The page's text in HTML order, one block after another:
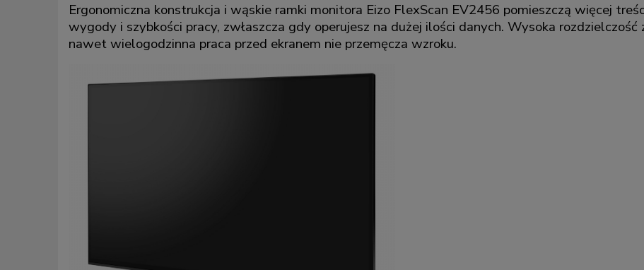
Ergonomiczna konstrukcja i wąskie ramki monitora Eizo FlexScan EV2456 pomieszczą więcej
wygody i szybkości pracy, zwłaszcza gdy operujesz na dużej ilości danych. Wysoka
nawet wielogodzinna praca przed ekranem nie przemęcza wzroku.